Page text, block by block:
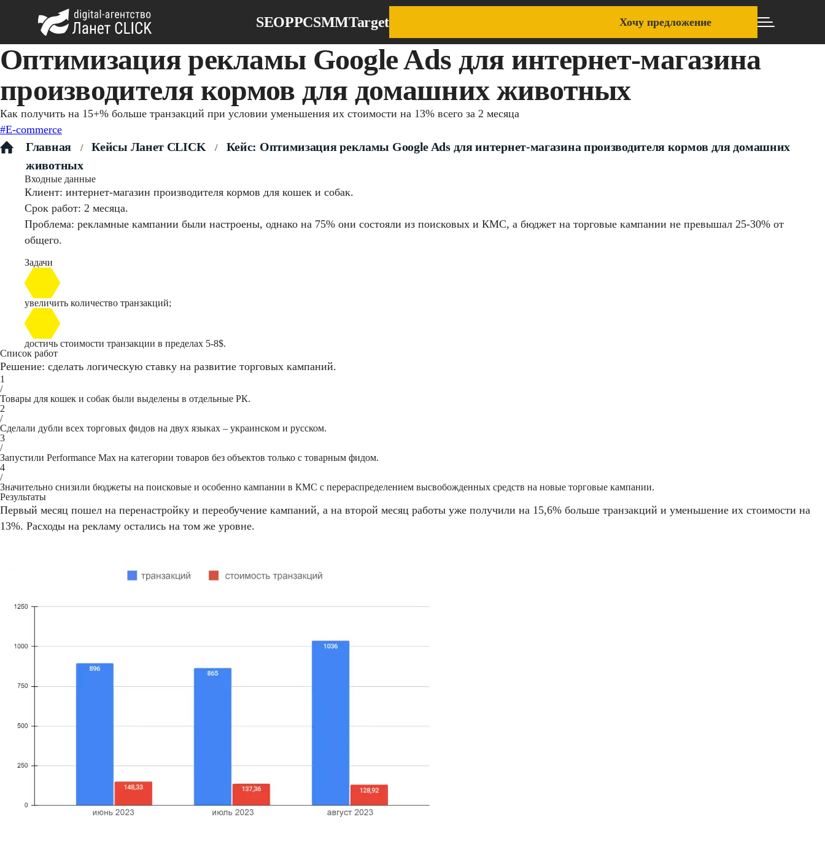
SEOPPCSMMTarget Хочу предложение
Оптимизация рекламы Google Ads для интернет-магазина
производителя кормов для домашних животных
Как получить на 15+% больше транзакций при условии уменьшения их стоимости на 13% всего за 2 месяца
#E-commerce
Главная / Кейсы Ланет CLICK /
Кейс: Оптимизация рекламы Google Ads для интернет-магазина производителя кормов для домашних
животных
Входные данные
Клиент: интернет-магазин производителя кормов для кошек и собак.
Срок работ: 2 месяца.
Проблема: рекламные кампании были настроены, однако на 75% они состояли из поисковых и КМС, а бюджет на торговые кампании не превышал 25-30% от
общего.
Задачи
увеличить количество транзакций;
достичь стоимости транзакции в пределах 5-8$.
Список работ
Решение: сделать логическую ставку на развитие торговых кампаний.
1
/
Товары для кошек и собак были выделены в отдельные РК.
2
/
Сделали дубли всех торговых фидов на двух языках – украинском и русском.
3
/
Запустили Performance Max на категории товаров без объектов только с товарным фидом.
4
/
Значительно снизили бюджеты на поисковые и особенно кампании в КМС с перераспределением высвобожденных средств на новые торговые кампании.
Результаты
Первый месяц пошел на перенастройку и переобучение кампаний, а на второй месяц работы уже получили на 15,6% больше транзакций и уменьшение их стоимости на
13%. Расходы на рекламу остались на том же уровне.